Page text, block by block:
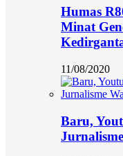
Humas
Minat
11/08/2020
Baru,